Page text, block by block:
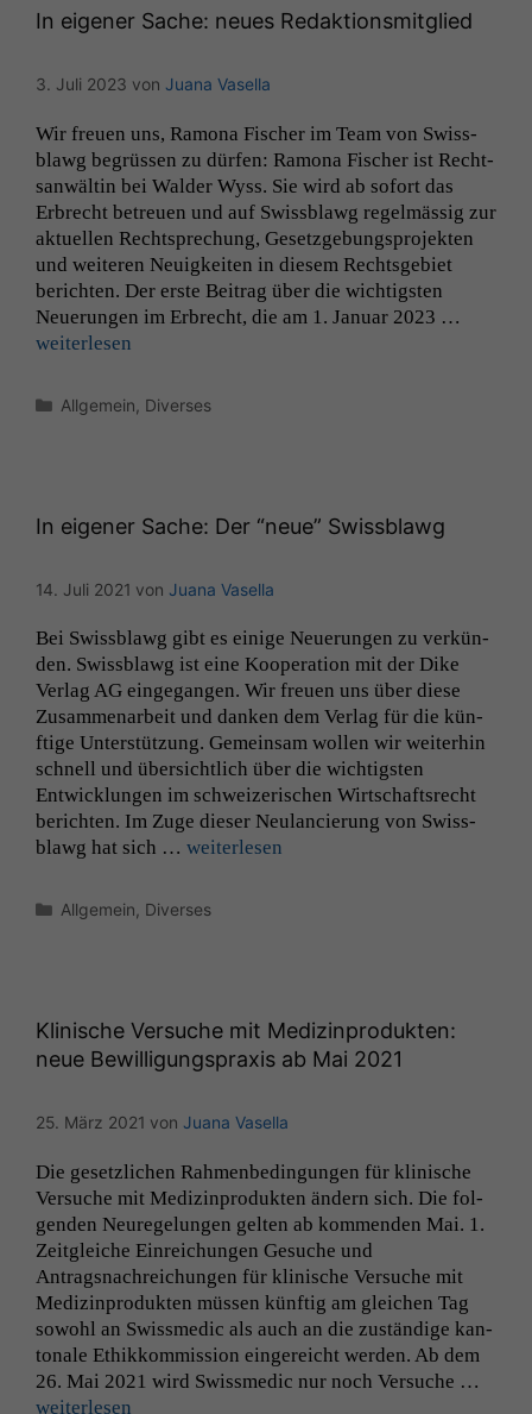
In eigener Sache: neues Redaktionsmitglied
3. Juli 2023 von Juana Vasella
Wir freuen uns, Ramona Fis­ch­er im Team von Swiss­
blawg begrüssen zu dür­fen: Ramona Fis­ch­er ist Recht­
san­wältin bei Walder Wyss. Sie wird ab sofort das
Erbrecht betreuen und auf Swiss­blawg regelmäs­sig zur
aktuellen Recht­sprechung, Geset­zge­bung­spro­jek­ten
und weit­eren Neuigkeit­en in diesem Rechts­ge­bi­et
bericht­en. Der erste Beitrag über die wichtig­sten
Neuerun­gen im Erbrecht, die am 1. Jan­u­ar 2023 …
weit­er­lesen
Kategorien
Allgemein Diverses
In eigener Sache: Der “neue” Swissblawg
14. Juli 2021 von Juana Vasella
Bei Swiss­blawg gibt es einige Neuerun­gen zu verkün­
den. Swiss­blawg ist eine Koop­er­a­tion mit der Dike
Ver­lag AG einge­gan­gen. Wir freuen uns über diese
Zusam­me­nar­beit und danken dem Ver­lag für die kün­
ftige Unter­stützung. Gemein­sam wollen wir weit­er­hin
schnell und über­sichtlich über die wichtig­sten
Entwick­lun­gen im schweiz­erischen Wirtschaft­srecht
bericht­en. Im Zuge dieser Neu­lancierung von Swiss­
blawg hat sich … weit­er­lesen
Kategorien
Allgemein, Diverses
Klinische Versuche mit Medizinprodukten:
neue Bewilligungspraxis ab Mai 2021
25. März 2021 von Juana Vasella
Die geset­zlichen Rah­menbe­din­gun­gen für klin­is­che
Ver­suche mit Medi­z­in­pro­duk­ten ändern sich. Die fol­
gen­den Neuregelun­gen gel­ten ab kom­menden Mai. 1.
Zeit­gle­iche Ein­re­ichun­gen Gesuche und
Antragsnachre­ichun­gen für klin­is­che Ver­suche mit
Medi­z­in­pro­duk­ten müssen kün­ftig am gle­ichen Tag
sowohl an Swissmedic als auch an die zuständi­ge kan­
tonale Ethikkom­mis­sion ein­gere­icht wer­den. Ab dem
26. Mai 2021 wird Swissmedic nur noch Ver­suche …
weit­er­lesen